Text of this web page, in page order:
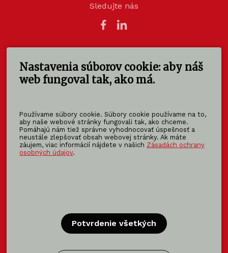
Nastavenia súborov cookie: aby náš
web fungoval tak, ako má.
Používame súbory cookie. Súbory cookie používame na to,
aby naše webové stránky fungovali tak, ako chceme.
Pomáhajú nám tiež správne vyhodnocovať úspešnosť a
neustále zlepšovať obsah webovej stránky. Ak máte
záujem, viac informácií nájdete v našich Zásadách ochrany
osobných údajov.
Potvrdenie všetkých
Sledujte nás
KOMA SLOVAKIA s.r.o.
Štúrova 140
949 01 Nitra - Mlynárce
info@koma-slovakia.sk
+ 421 37 6518 325
Patríme do rodiny KOMA FAMILY